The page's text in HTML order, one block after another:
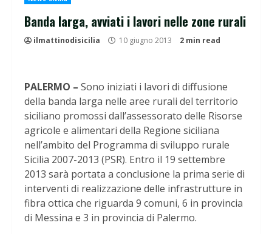
Banda larga, avviati i lavori nelle zone rurali
ilmattinodisicilia 10 giugno 2013 2 min read
PALERMO – Sono iniziati i lavori di diffusione
della banda larga nelle aree rurali del territorio
siciliano promossi dall’assessorato delle Risorse
agricole e alimentari della Regione siciliana
nell’ambito del Programma di sviluppo rurale
Sicilia 2007-2013 (PSR). Entro il 19 settembre
2013 sarà portata a conclusione la prima serie di
interventi di realizzazione delle infrastrutture in
fibra ottica che riguarda 9 comuni, 6 in provincia
di Messina e 3 in provincia di Palermo.